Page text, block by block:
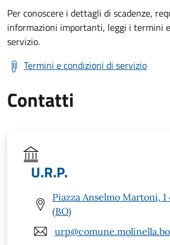
Per conoscere i dettagli di scadenze,
informazioni importanti, leggi i termini
servizio.
Termini e condizioni di servizio
Contatti
U.R.P.
Piazza Anselmo Martoni,
(BO)